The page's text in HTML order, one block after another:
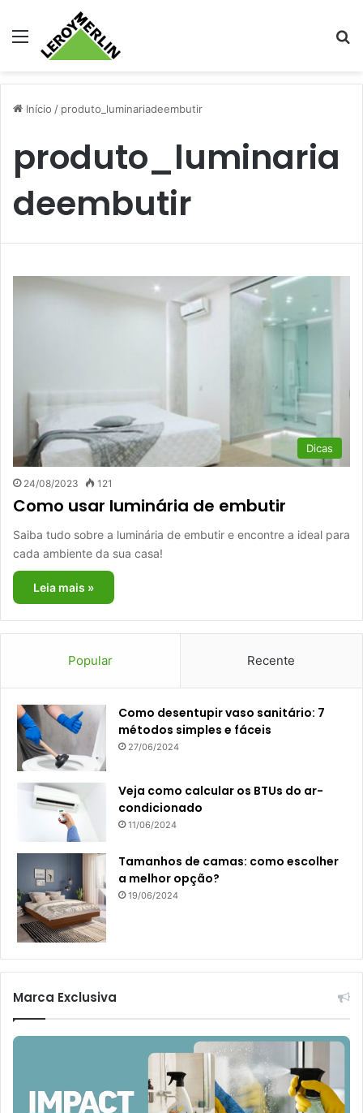
Menu
Início / produto_luminariadeembutir
produto_luminaria
deembutir
Dicas
24/08/2023 121
Como usar luminária de embutir
Saiba tudo sobre a luminária de embutir e encontre a ideal para
cada ambiente da sua casa!
Leia mais »
Popular Recente
Como desentupir vaso sanitário: 7
métodos simples e fáceis
27/06/2024
Veja como calcular os BTUs do ar-
condicionado
11/06/2024
Tamanhos de camas: como escolher
a melhor opção?
19/06/2024
Marca Exclusiva